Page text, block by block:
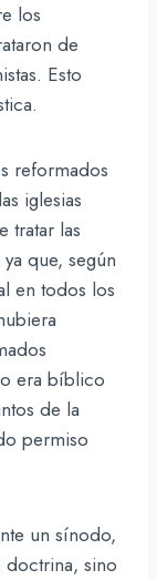
los
de
Esto
reformados
iglesias
tratar las
que, según
en todos los
era bíblico
de la
permiso
un sínodo,
sino